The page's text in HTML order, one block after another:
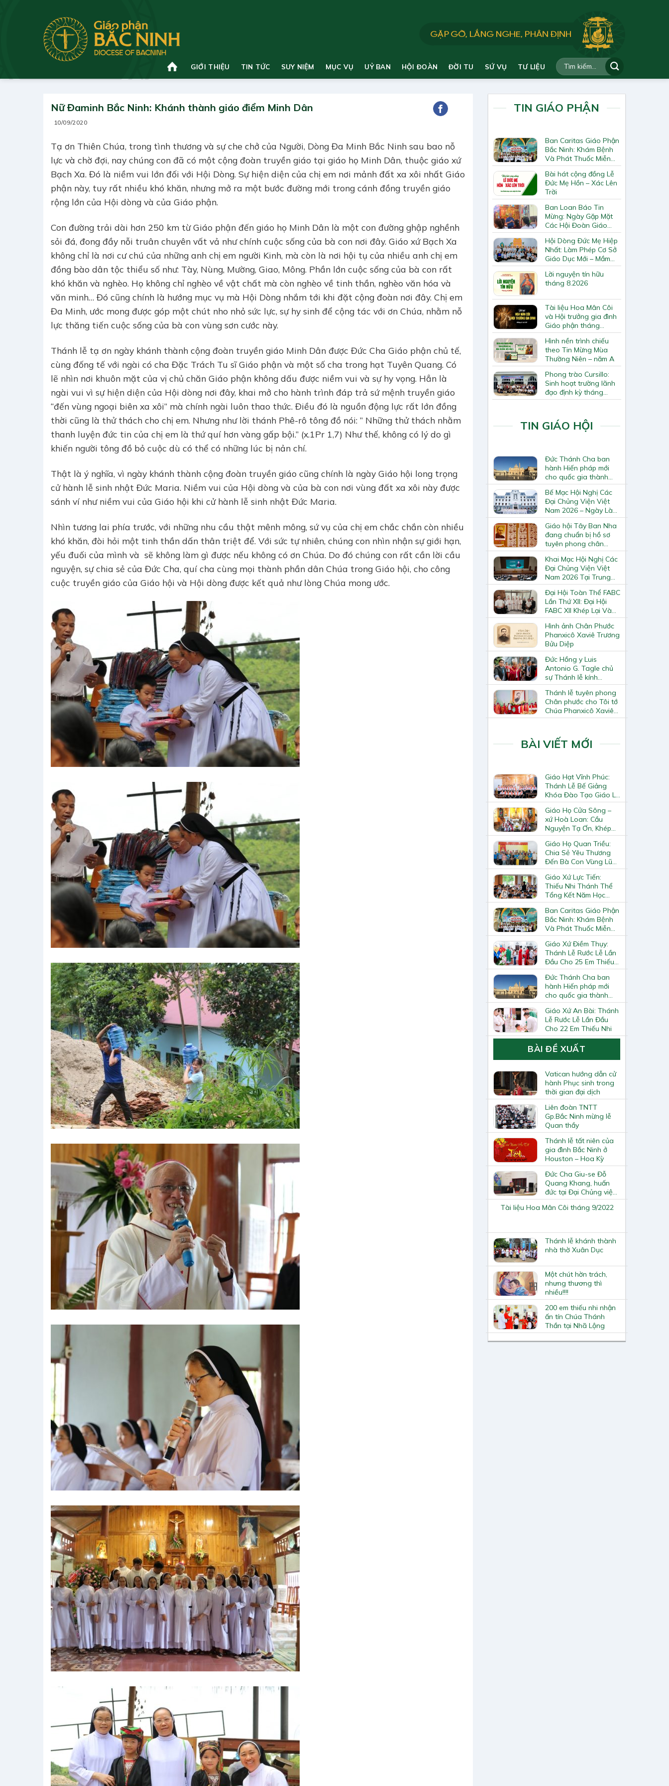
GIỚI THIỆU TIN TỨC SUY NIỆM MỤC VỤ UỶ BAN HỘI ĐOÀN ĐỜI TU SỨ VỤ TƯ LIỆU
Nữ Đaminh Bắc Ninh: Khánh thành giáo điểm Minh Dân
10/09/2020
Tạ ơn Thiên Chúa, trong tình thương và sự che chở của Người, Dòng Đa Minh Bắc Ninh sau bao nỗ
lực và chờ đợi, nay chúng con đã có một cộng đoàn truyền giáo tại giáo họ Minh Dân, thuộc giáo xứ
Bạch Xa. Đó là niềm vui lớn đối với Hội Dòng. Sự hiện diện của chị em nơi mảnh đất xa xôi nhất Giáo
phận này, tuy rất nhiều khó khăn, nhưng mở ra một bước đường mới trong cánh đồng truyền giáo
rộng lớn của Hội dòng và của Giáo phận.
Con đường trải dài hơn 250 km từ Giáo phận đến giáo họ Minh Dân là một con đường ghập nghềnh
sỏi đá, đong đầy nỗi truân chuyên vất vả như chính cuộc sống của bà con nơi đây. Giáo xứ Bạch Xa
không chỉ là nơi cư chú của những anh chị em người Kinh, mà còn là nơi hội tụ của nhiều anh chị em
đồng bào dân tộc thiểu số như: Tày, Nùng, Mường, Giao, Mông. Phần lớn cuộc sống của bà con rất
khó khăn và nghèo. Họ không chỉ nghèo về vật chất mà còn nghèo về tinh thần, nghèo văn hóa và
văn minh… Đó cũng chính là hướng mục vụ mà Hội Dòng nhắm tới khi đặt cộng đoàn nơi đây. Chị em
Đa Minh, ước mong được góp một chút nho nhỏ sức lực, sự hy sinh để cộng tác với ơn Chúa, nhằm nỗ
lực thăng tiến cuộc sống của bà con vùng sơn cước này.
Thánh lễ tạ ơn ngày khánh thành cộng đoàn truyền giáo Minh Dân được Đức Cha Giáo phận chủ tế,
cùng đống tế với ngài có cha Đặc Trách Tu sĩ Giáo phận và một số cha trong hạt Tuyên Quang. Có
lẽ nhìn nơi khuôn mặt của vị chủ chăn Giáo phận không dấu được niềm vui và sự hy vọng. Hẳn là
ngài vui vì sự hiện diện của Hội dòng nơi đây, khai mở cho hành trình đáp trả sứ mệnh truyền giáo
“đến vùng ngoại biên xa xôi” mà chính ngài luôn thao thức. Điều đó là nguồn động lực rất lớn đồng
thời cũng là thử thách cho chị em. Nhưng như lời thánh Phê-rô tông đồ nói: ” Những thử thách nhằm
thanh luyện đức tin của chị em là thứ quí hơn vàng gấp bội.” (x.1Pr 1,7) Như thế, không có lý do gì
khiến người tông đồ bỏ cuộc dù có thể có những lúc bị nản chí.
Thật là ý nghĩa, vì ngày khánh thành cộng đoàn truyền giáo cũng chính là ngày Giáo hội long trọng
cử hành lễ sinh nhật Đức Maria. Niềm vui của Hội dòng và của bà con nơi vùng đất xa xôi này được
sánh ví như niềm vui của Giáo hội khi cử hành lễ sinh nhật Đức Maria.
Nhìn tương lai phía trước, với những nhu cầu thật mênh mông, sứ vụ của chị em chắc chắn còn nhiều
khó khăn, đòi hỏi một tinh thần dấn thân triệt để. Với sức tự nhiên, chúng con nhìn nhận sự giới hạn,
yếu đuối của mình và sẽ không làm gì được nếu không có ơn Chúa. Do đó chúng con rất cần lời cầu
nguyện, sự chia sẻ của Đức Cha, quí cha cùng mọi thành phần dân Chúa trong Giáo hội, cho công
cuộc truyền giáo của Giáo hội và Hội dòng được kết quả như lòng Chúa mong ước.
TIN GIÁO PHẬN
Ban Caritas Giáo Phận
Bắc Ninh: Khám Bệnh
Và Phát Thuốc Miễn
Phí Tại Giáo Xứ Đồng
Chương
Bài hát cộng đồng Lễ
Đức Mẹ Hồn – Xác Lên
Trời
Ban Loan Báo Tin
Mừng: Ngày Gặp Mặt
Các Hội Đoàn Giáo
Hạt Bắc Giang
Hội Dòng Đức Mẹ Hiệp
Nhất: Làm Phép Cơ Sở
Giáo Dục Mới – Mầm
Non Thiên Ân
Lời nguyện tín hữu
tháng 8.2026
Tài liệu Hoa Mân Côi
và Hội trưởng gia đình
Giáo phận tháng
8.2026
Hình nền trình chiếu
theo Tin Mừng Mùa
Thường Niên – năm A
Phong trào Cursillo:
Sinh hoạt trường lãnh
đạo định kỳ tháng
7/2026
TIN GIÁO HỘI
Đức Thánh Cha ban
hành Hiến pháp mới
cho quốc gia thành
Vatican
Bế Mạc Hội Nghị Các
Đại Chủng Viện Việt
Nam 2026 – Ngày Làm
Việc Cuối Cùng
Giáo hội Tây Ban Nha
đang chuẩn bị hồ sơ
tuyên phong chân
phước và phong thánh
cho 3.344 vị
Khai Mạc Hội Nghị Các
Đại Chủng Viện Việt
Nam 2026 Tại Trung
Tâm Mục Vụ Giáo
Phận Vinh
Đại Hội Toàn Thể FABC
Lần Thứ XII: Đại Hội
FABC XII Khép Lại Và
Mở Ra Một Hành Trình
Mới Cho Giáo Hội Tại
Châu Á
Hình ảnh Chân Phước
Phanxicô Xaviê Trương
Bửu Diệp
Đức Hồng y Luis
Antonio G. Tagle chủ
sự Thánh lễ kính
Thánh Tô-ma Tông đồ
tại Nhà thờ Chính tòa
Hà Nội
Thánh lễ tuyên phong
Chân phước cho Tôi tớ
Chúa Phanxicô Xaviê
Trương Bửu Diệp
BÀI VIẾT MỚI
Giáo Hạt Vĩnh Phúc:
Thánh Lễ Bế Giảng
Khóa Đào Tạo Giáo Lý
Viên – Huynh Trưởng
Cấp II
Giáo Họ Cửa Sông –
xứ Hoà Loan: Cầu
Nguyện Tạ Ơn, Khép
Lại Khóa Huấn Luyện
Giáo Lý Viên Cấp II
Giáo Họ Quan Triều:
Chia Sẻ Yêu Thương
Đến Bà Con Vùng Lũ
Lai Châu
Giáo Xứ Lực Tiến:
Thiếu Nhi Thánh Thể
Tổng Kết Năm Học
Giáo Lý
Ban Caritas Giáo Phận
Bắc Ninh: Khám Bệnh
Và Phát Thuốc Miễn
Phí Tại Giáo Xứ Đồng
Chương
Giáo Xứ Điềm Thụy:
Thánh Lễ Rước Lễ Lần
Đầu Cho 25 Em Thiếu
Nhi
Đức Thánh Cha ban
hành Hiến pháp mới
cho quốc gia thành
Vatican
Giáo Xứ An Bài: Thánh
Lễ Rước Lễ Lần Đầu
Cho 22 Em Thiếu Nhi
BÀI ĐỀ XUẤT
Vatican hướng dẫn cử
hành Phục sinh trong
thời gian đại dịch
Liên đoàn TNTT
Gp.Bắc Ninh mừng lễ
Quan thầy
Thánh lễ tất niên của
gia đình Bắc Ninh ở
Houston – Hoa Kỳ
Đức Cha Giu-se Đỗ
Quang Khang, huấn
đức tại Đại Chủng viện
Thái Bình
Tài liệu Hoa Mân Côi tháng 9/2022
Thánh lễ khánh thành
nhà thờ Xuân Dục
Một chút hờn trách,
nhưng thương thì
nhiều!!!!
200 em thiếu nhi nhận
ấn tín Chúa Thánh
Thần tại Nhã Lộng